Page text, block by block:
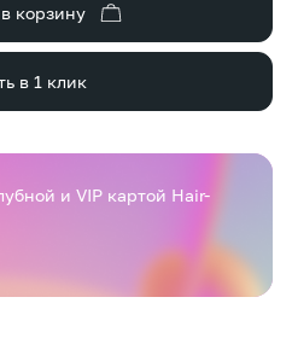
корзину
в 1 клик
и VIP картой Hair-